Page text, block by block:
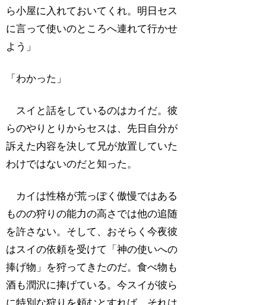
ら小屋に入れておいてくれ。明日セス
に言って使いのところへ連れて行かせ
よう」
「わかった」
スイと話をしているのはカイだ。彼
らのやりとりからセスは、先日自分が
訴えた内容を決して兄が放置していた
わけではないのだと知った。
カイは性格が荒っぽく傲慢ではある
ものの狩りの能力の高さでは他の追随
を許さない。そして、おそらく今夜彼
はスイの依頼を受けて「神の使いへの
捧げ物」を狩ってきたのだ。食べ物も
酒も潤沢に捧げている。今スイが彼ら